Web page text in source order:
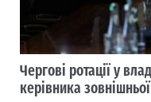
Чергові ротації у
керівника